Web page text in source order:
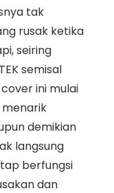
tak
rusak ketika
seiring
semisal
ini mulai
menarik
demikian
langsung
berfungsi
dan